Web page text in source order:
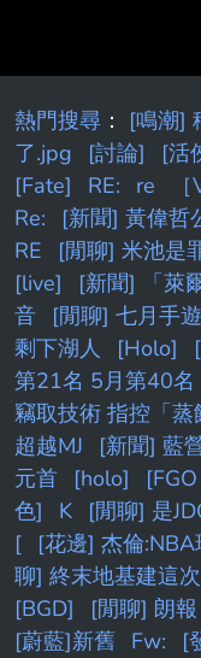
事？ ▲【台
▲【緯來戲劇
▲【LINE TV
數上架 ▲【台
12點 全新集
熱門搜尋 ： [鳴潮]
了.jpg
[討論] [活
[Fate]
RE: re
Re:
[新聞] 黃偉
RE
[閒聊] 米池是
[live]
[新聞] 「萊
音
[閒聊] 七月手
剩下湖人
[Holo]
第21名 5月第40名
竊取技術 指控「蒸
超越MJ
[新聞] 藍
元首
[holo] [FGO
色]
K [閒聊] 是
[
[花邊] 杰倫
聊] 終末地基建這
[BGD]
[閒聊] 朗
[蔚藍]新舊 Fw: [